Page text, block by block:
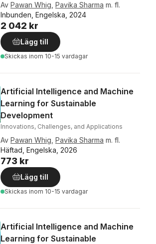
Av Pawan Whig Pavika Sharma m. fl.
Inbunden, Engelska, 2024
2 042 kr
Lägg till
Skickas inom 10-15 vardagar
Artificial Intelligence and Machine
Learning for Sustainable
Development
Innovations, Challenges, and Applications
Av Pawan Whig Pavika Sharma m. fl.
Häftad, Engelska, 2026
773 kr
Lägg till
Skickas inom 10-15 vardagar
Artificial Intelligence and Machine
Learning for Sustainable